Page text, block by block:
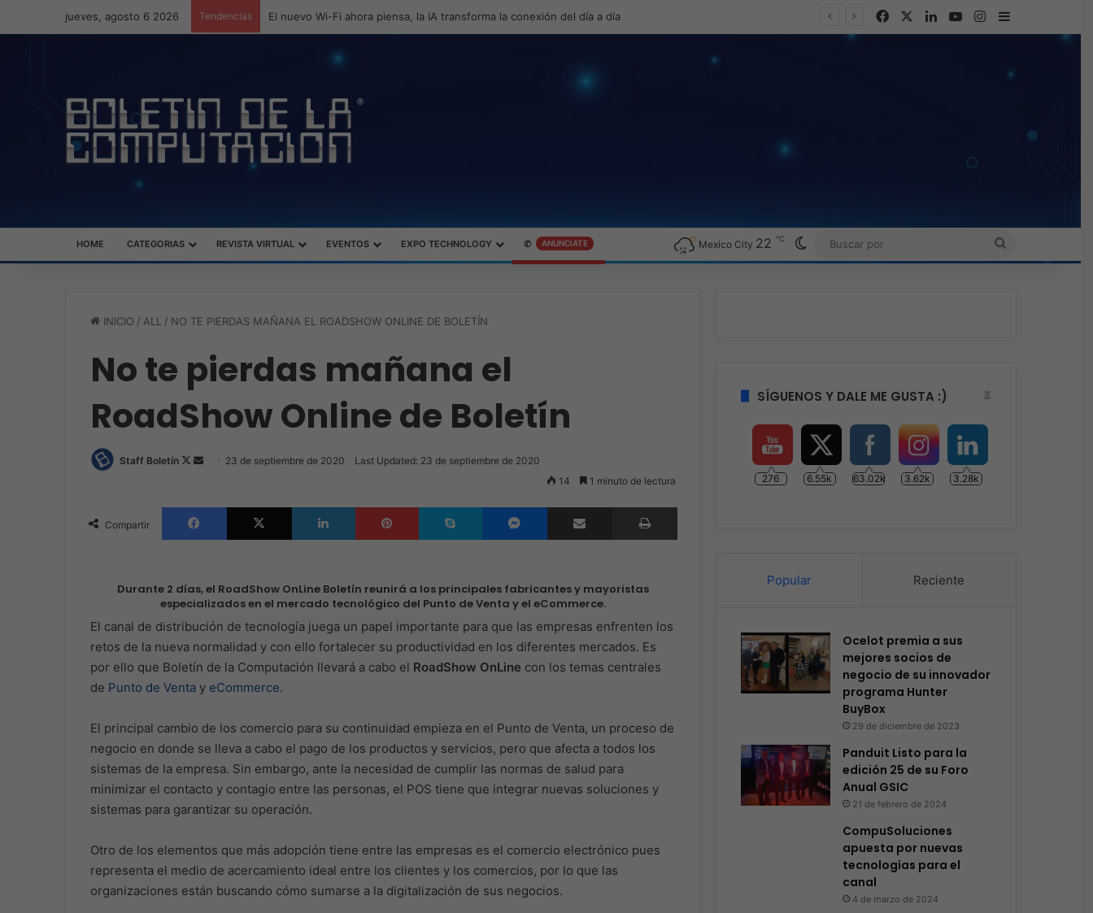
jueves, agosto 6 2026 Tendencias ASUS redefine la productividad y el gaming con la experiencia Duo FacebookLinkedInYouTubeInstagram
Barra lateral
HOME CATEGORIAS REVISTA VIRTUAL EVENTOS EXPO TECHNOLOGY ✆ ANUNCIATE Mexico City 22 ℃ Switch skin
BUSCAR
INICIO / ALL / NO TE PIERDAS MAÑANA EL ROADSHOW ONLINE DE BOLETÍN
No te pierdas mañana el
RoadShow Online de Boletín
Staff Boletín
Follow
Send 23 de septiembre de 2020
Last Updated: 23 de septiembre de 2020
14
1 minuto de lectura
Compartir
Facebook X LinkedIn Pinterest Skype Messenger Compartir por correo electrónico Imprimir
Durante 2 días, el RoadShow OnLine Boletín reunirá a los principales fabricantes y mayoristas
especializados en el mercado tecnológico del Punto de Venta y el eCommerce.
El canal de distribución de tecnología juega un papel importante para que las empresas enfrenten los
retos de la nueva normalidad y con ello fortalecer su productividad en los diferentes mercados. Es
por ello que Boletín de la Computación llevará a cabo el RoadShow OnLine con los temas centrales
de Punto de Ventay eCommerce.
El principal cambio de los comercio para su continuidad empieza en el Punto de Venta, un proceso de
negocio en donde se lleva a cabo el pago de los productos y servicios, pero que afecta a todos los
sistemas de la empresa. Sin embargo, ante la necesidad de cumplir las normas de salud para
minimizar el contacto y contagio entre las personas, el POS tiene que integrar nuevas soluciones y
sistemas para garantizar su operación.
Otro de los elementos que más adopción tiene entre las empresas es el comercio electrónico pues
representa el medio de acercamiento ideal entre los clientes y los comercios, por lo que las
organizaciones están buscando cómo sumarse a la digitalización de sus negocios.
SÍGUENOS Y DALE ME GUSTA :)
276 6.55k 63.02k 3.62k 3.28k
Popular Reciente
Ocelot premia a sus
mejores socios de
negocio de su innovador
programa Hunter
BuyBox
29 de diciembre de 2023
Panduit Listo para la
edición 25 de su Foro
Anual GSIC
21 de febrero de 2024
CompuSoluciones
apuesta por nuevas
tecnologías para el
canal
4 de marzo de 2024